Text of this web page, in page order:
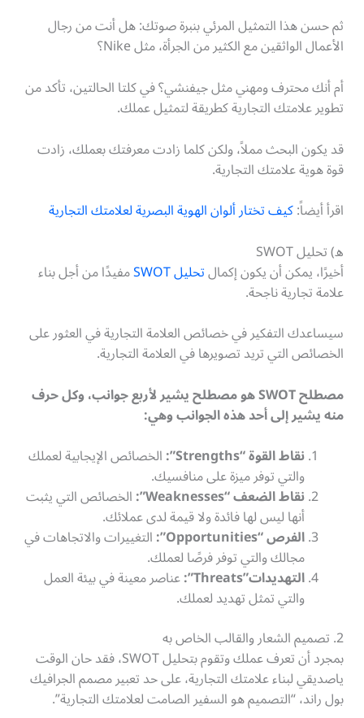
ثم حسن هذا التمثيل المرئي بنبرة صوتك: هل أنت من رجال
الأعمال الواثقين مع الكثير من الجرأة، مثل Nike؟
أم أنك محترف ومهني مثل جيفنشي؟ في كلتا الحالتين، تأكد من
تطوير علامتك التجارية كطريقة لتمثيل عملك.
قد يكون البحث مملاً، ولكن كلما زادت معرفتك بعملك، زادت
قوة هوية علامتك التجارية.
اقرأ أيضاً:كيف تختار ألوان الهوية البصرية لعلامتك التجارية
ه) تحليل SWOT
أخيرًا، يمكن أن يكون إكمالتحليل SWOT مفيدًا من أجل بناء
علامة تجارية ناجحة.
سيساعدك التفكير في خصائص العلامة التجارية في العثور على
الخصائص التي تريد تصويرها في العلامة التجارية.
مصطلح SWOT هو مصطلح يشير لأربع جوانب، وكل حرف
منه يشير إلى أحد هذه الجوانب وهي:
نقاط القوة “Strengths”:
الخصائص الإيجابية لعملك
والتي توفر ميزة على منافسيك.
نقاط الضعف “Weaknesses”: الخصائص التي يثبت
أنها ليس لها فائدة ولا قيمة لدى عملائك.
الفرص “Opportunities”: التغييرات والاتجاهات في
مجالك والتي توفر فرصًا لعملك.
التهديدات”Threats”: عناصر معينة في بيئة العمل
والتي تمثل تهديد لعملك.
2. تصميم الشعار والقالب الخاص به
بمجرد أن تعرف عملك وتقوم بتحليل SWOT، فقد حان الوقت
ياصديقي لبناء علامتك التجارية، على حد تعبير مصمم الجرافيك
بول راند، “التصميم هو السفير الصامت لعلامتك التجارية”.